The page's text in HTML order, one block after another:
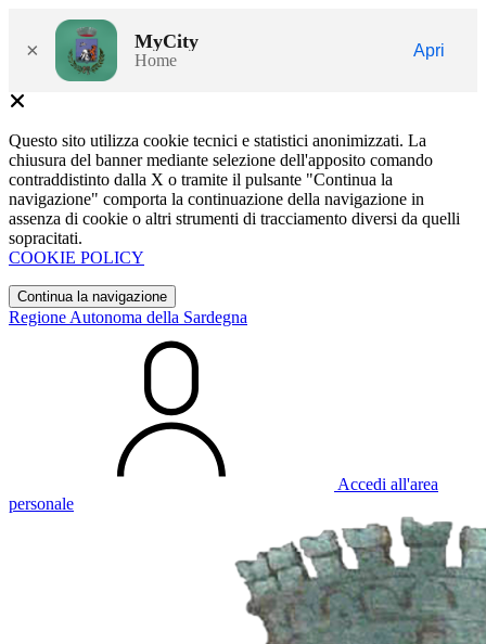
× MyCity
Home
Apri
Questo sito utilizza cookie tecnici e statistici anonimizzati. La
chiusura del banner mediante selezione dell'apposito comando
contraddistinto dalla X o tramite il pulsante "Continua la
navigazione" comporta la continuazione della navigazione in
assenza di cookie o altri strumenti di tracciamento diversi da quelli
sopracitati.
COOKIE POLICY
Continua la navigazione
Regione Autonoma della Sardegna
Accedi all'area
personale